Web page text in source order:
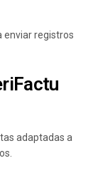
enviar registros
adaptadas a